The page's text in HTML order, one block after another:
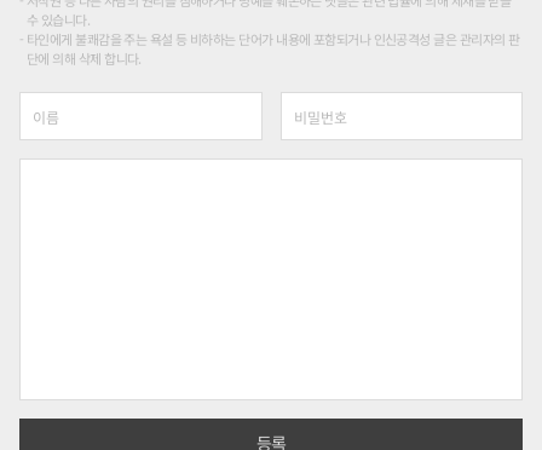
수 있습니다.
타인에게 불쾌감을 주는 욕설 등 비하하는 단어가 내용에 포함되거나 인신공격성 글은 관리자의 판
단에 의해 삭제 합니다.